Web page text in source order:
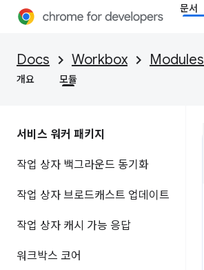
문서
Docs Workbox Modules
개요 모듈
서비스 워커 패키지
작업 상자 백그라운드 동기화
작업 상자 브로드캐스트 업데이트
작업 상자 캐시 가능 응답
워크박스 코어